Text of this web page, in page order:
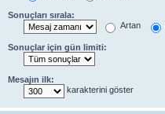
Sonuçları sırala:
Artan
Sonuçlar için gün limiti:
Mesajın ilk:
karakterini göster